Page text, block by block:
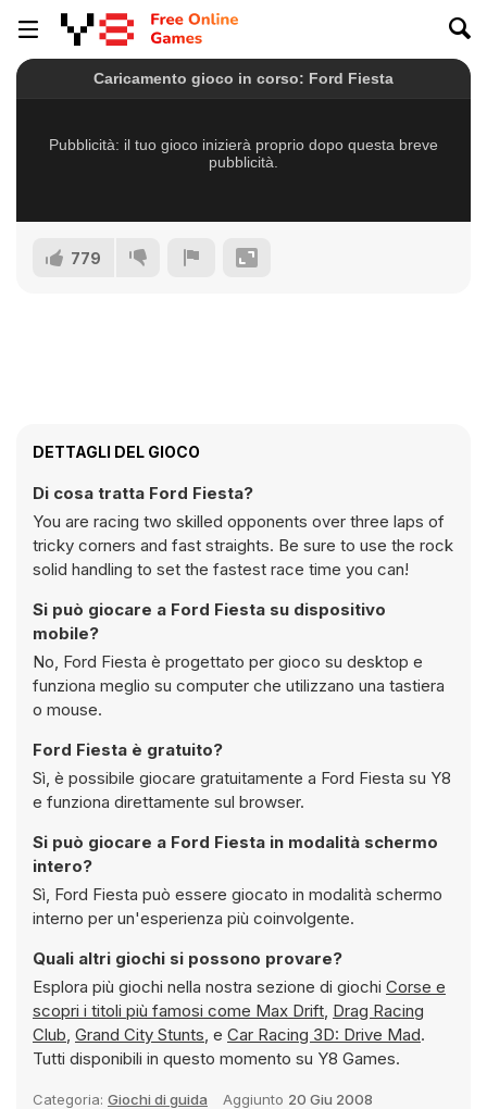
779
DETTAGLI DEL GIOCO
Di cosa tratta Ford Fiesta?
You are racing two skilled opponents over three laps of
tricky corners and fast straights. Be sure to use the rock
solid handling to set the fastest race time you can!
Si può giocare a Ford Fiesta su dispositivo
mobile?
No, Ford Fiesta è progettato per gioco su desktop e
funziona meglio su computer che utilizzano una tastiera
o mouse.
Ford Fiesta è gratuito?
Sì, è possibile giocare gratuitamente a Ford Fiesta su Y8
e funziona direttamente sul browser.
Si può giocare a Ford Fiesta in modalità schermo
intero?
Sì, Ford Fiesta può essere giocato in modalità schermo
interno per un'esperienza più coinvolgente.
Quali altri giochi si possono provare?
Esplora più giochi nella nostra sezione di giochi Corse e
scopri i titoli più famosi come Max Drift, Drag Racing
Club, Grand City Stunts, e Car Racing 3D: Drive Mad.
Tutti disponibili in questo momento su Y8 Games.
Categoria: Giochi di guida Aggiunto 20 Giu 2008